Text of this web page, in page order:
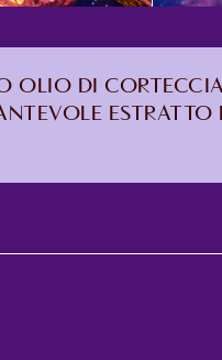
OLIO DI
ESTRATTO